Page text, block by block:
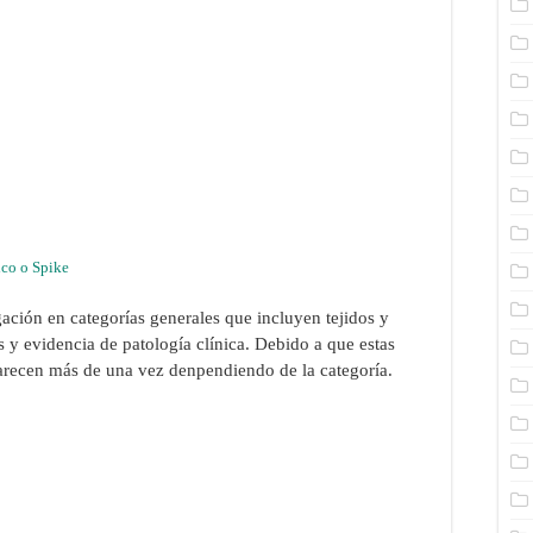
o Spike
en categorías generales que incluyen tejidos y
y evidencia de patología clínica. Debido a que estas
más de una vez denpendiendo de la categoría.